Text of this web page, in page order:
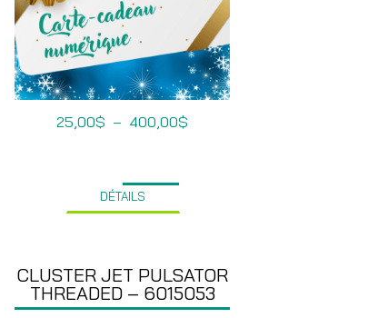
25,00$ – 400,00$
DÉTAILS
CLUSTER JET PULSATOR
THREADED – 6015053